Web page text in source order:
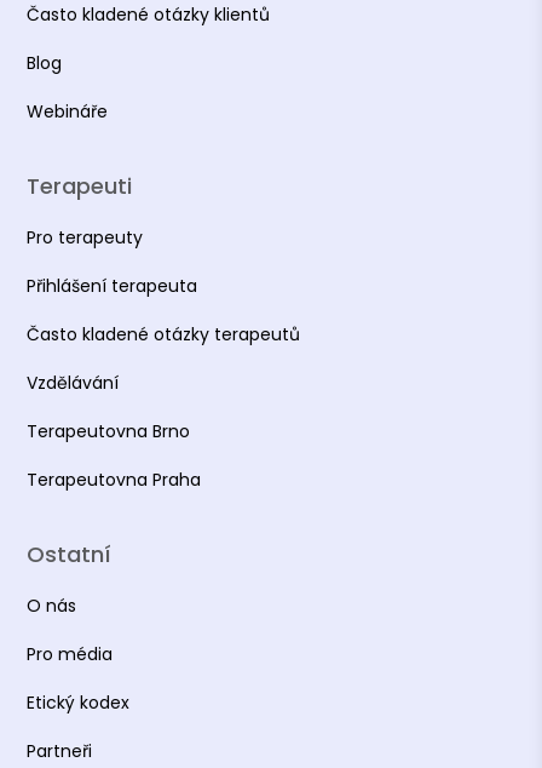
Často kladené otázky klientů
Blog
Webináře
Terapeuti
Pro terapeuty
Přihlášení terapeuta
Často kladené otázky terapeutů
Vzdělávání
Terapeutovna Brno
Terapeutovna Praha
Ostatní
O nás
Pro média
Etický kodex
Partneři